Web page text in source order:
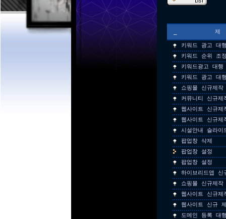
키워드 광고 대
키워드 순위 조
키워드광고 대행
키워드 광고 대
쇼핑몰 신규제작
커뮤니티 신규제
웹사이트 신규제
웹사이트 신규제
시설안내 슬라이
팝업창 삭제
팝업창 설정
팝업창 설정
하이브리드앱 신
쇼핑몰 신규제작
웹사이트 신규제
웹사이트 신규
도메인 등록 대